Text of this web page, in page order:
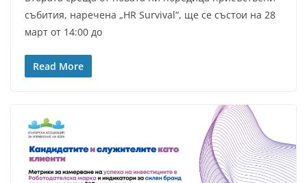
събития, наречена „HR Survival“, ще се състои на 28
март от 14:00 до
Read More